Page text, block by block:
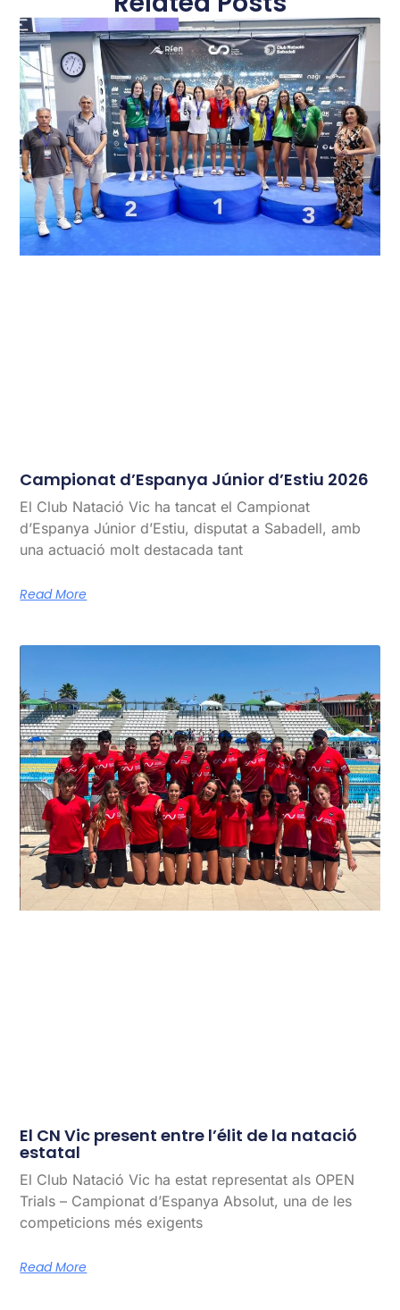
Campionat d’Espanya Júnior d’Estiu 2026
El Club Natació Vic ha tancat el Campionat
d’Espanya Júnior d’Estiu, disputat a Sabadell, amb
una actuació molt destacada tant
Read More
El CN Vic present entre l’élit de la natació
estatal
El Club Natació Vic ha estat representat als OPEN
Trials – Campionat d’Espanya Absolut, una de les
competicions més exigents
Read More